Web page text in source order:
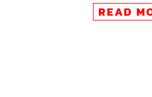
ภาพสะท้อนที่สวนทางกันอย่างสิ้นเ
2569 ราคาทุเรียนหน้าสวนปรับตัว
READ